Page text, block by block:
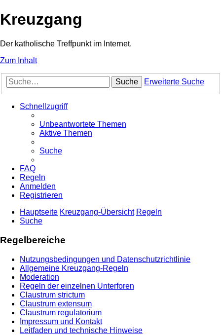
Kreuzgang
Der katholische Treffpunkt im Internet.
Zum Inhalt
Suche Erweiterte Suche
Schnellzugriff
Unbeantwortete Themen
Aktive Themen
Suche
FAQ
Regeln
Anmelden
Registrieren
Hauptseite Kreuzgang-Übersicht Regeln
Suche
Regelbereiche
Nutzungsbedingungen und Datenschutzrichtlinie
Allgemeine Kreuzgang-Regeln
Moderation
Regeln der einzelnen Unterforen
Claustrum strictum
Claustrum extensum
Claustrum regulatorium
Impressum und Kontakt
Leitfaden und technische Hinweise